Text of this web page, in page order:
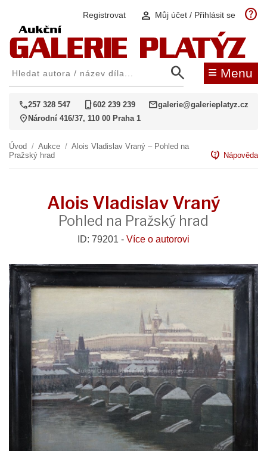
Registrovat person Můj účet / Přihlásit se help
search ≡ Menu
call257 328 547 phone_iphone602 239 239 mailgalerie@galerieplatyz.cz
location_on Národní 416/37, 110 00 Praha 1
Úvod / Aukce / Alois Vladislav Vraný – Pohled na
Pražský hrad
contact_support Nápověda
Alois Vladislav Vraný
Pohled na Pražský hrad
ID: 79201 - Více o autorovi